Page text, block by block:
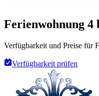
Ferienwohnung 4
Verfügbarkeit und Preise für
Verfügbarkeit prüfen